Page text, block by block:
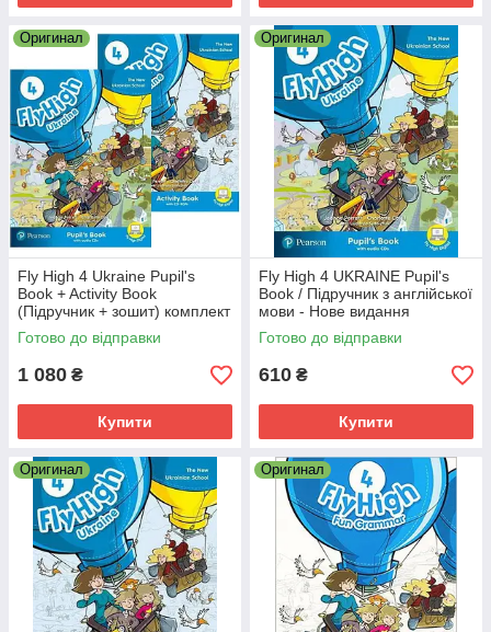
Оригинал
Fly High 4 Ukraine Pupil's
Book + Activity Book
(Підручник + зошит) комплект
/ Pearson
Готово до відправки
1 080 ₴
Купити
Оригинал
Fly High 4 UKRAINE Pupil's
Book / Підручник з англійської
мови - Нове видання
Готово до відправки
610 ₴
Купити
Оригинал Оригинал